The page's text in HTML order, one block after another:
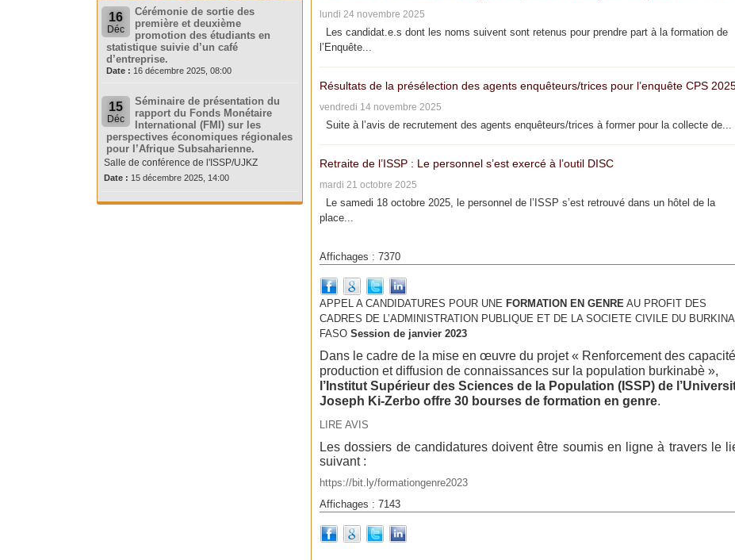
lundi 24 novembre 2025
Les candidat.e.s dont les noms suivent sont retenus pour prendre part à la formation de
l’Enquête...
Résultats de la présélection des agents enquêteurs/trices pour l’enquête CPS
vendredi 14 novembre 2025
Suite à l’avis de recrutement des agents enquêteurs/trices à former pour la collecte de...
Retraite de l’ISSP : Le personnel s’est exercé à l’outil DISC
mardi 21 octobre 2025
Le samedi 18 octobre 2025, le personnel de l’ISSP s’est retrouvé dans un hôtel de la
place...
Affichages : 7370
APPEL A CANDIDATURES POUR UNE FORMATION EN GENRE AU PROFIT DES
CADRES DE L’ADMINISTRATION PUBLIQUE ET DE LA SOCIETE CIVILE DU BURKINA
FASO Session de janvier 2023
Dans le cadre de la mise en œuvre du projet « Renforcement des
production et diffusion de connaissances sur la population burkinabè »,
l’Institut Supérieur des Sciences de la Population (ISSP) de
Joseph Ki-Zerbo offre 30 bourses de formation en genre.
LIRE AVIS
Les dossiers de candidatures doivent être soumis en ligne à travers le
suivant :
https://bit.ly/formationgenre2023
Affichages : 7143
16
Déc
Cérémonie de sortie des
première et deuxième
promotion des étudiants en
statistique suivie d’un café
d’entreprise.
Date : 16 décembre 2025, 08:00
15
Déc
Séminaire de présentation du
rapport du Fonds Monétaire
International (FMI) sur les
perspectives économiques régionales
pour l’Afrique Subsaharienne.
Salle de conférence de l'ISSP/UJKZ
Date : 15 décembre 2025, 14:00